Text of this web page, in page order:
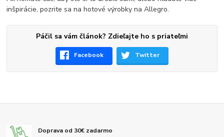
inšpirácie, pozrite sa na hotové výrobky na Allegro.
Páčil sa vám článok? Zdieľajte ho s priateľmi
Facebook Twitter
Doprava od 30€ zadarmo